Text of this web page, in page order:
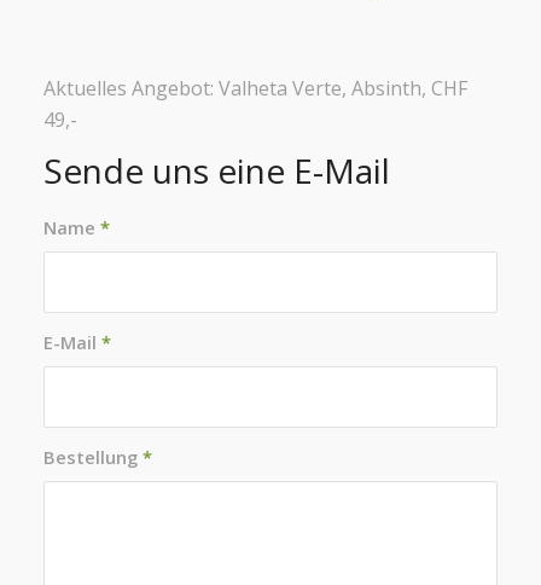
Aktuelles Angebot: Valheta Verte, Absinth, CHF
49,-
Sende uns eine E-Mail
Name *
E-Mail *
Bestellung *